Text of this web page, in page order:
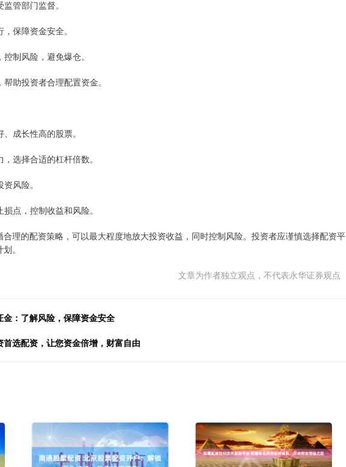
管部门监督。
保障资金安全。
制风险，避免爆仓。
助投资者合理配置资金。
成长性高的股票。
选择合适的杠杆倍数。
风险。
点，控制收益和风险。
理的配资策略，可以最大程度地放大投资收益，同时控制风险。投资者应谨慎选择配资平
。
文章为作者独立观点，不代表永华证券观点
：了解风险，保障资金安全
选配资，让您资金倍增，财富自由